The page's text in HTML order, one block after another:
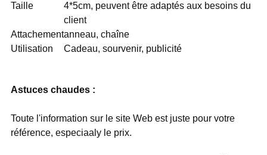
Taille
4*5cm, peuvent être adaptés aux besoins du
client
Attachementanneau, chaîne
Utilisation
Cadeau, sourvenir, publicité
Astuces chaudes :
Toute l'information sur le site Web est juste pour votre
référence, especiaaly le prix.